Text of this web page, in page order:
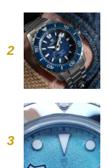
2
3